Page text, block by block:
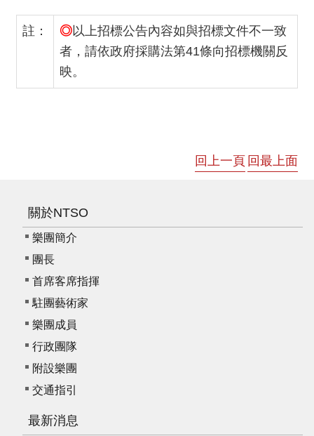
註： ◎以上招標公告內容如與招標文件不一致
者，請依政府採購法第41條向招標機關反
映。
回上一頁 回最上面
關於NTSO
樂團簡介
團長
首席客席指揮
駐團藝術家
樂團成員
行政團隊
附設樂團
交通指引
最新消息